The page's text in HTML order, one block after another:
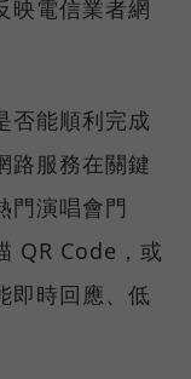
映電信業者網
否能順利完成
路服務在關鍵
門演唱會門
QR Code，或
即時回應、低